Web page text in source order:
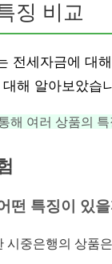
징 비교
전세자금에 대
해 알아보았습
해 여러 상품의
떤 특징이 있
시중은행의 상품